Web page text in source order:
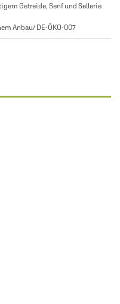
Getreide, Senf und Sellerie
Anbau/ DE-ÖKO-007